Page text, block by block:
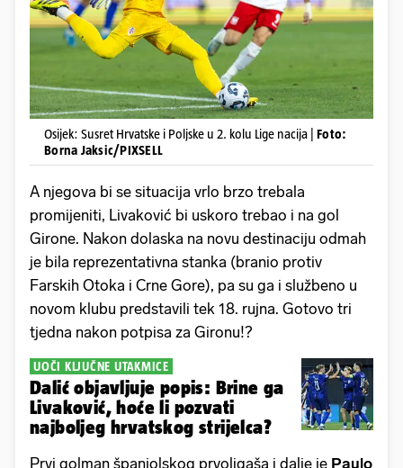
Osijek: Susret Hrvatske i Poljske u 2. kolu Lige nacija | Foto:
Borna Jaksic/PIXSELL
A njegova bi se situacija vrlo brzo trebala
promijeniti, Livaković bi uskoro trebao i na gol
Girone. Nakon dolaska na novu destinaciju odmah
je bila reprezentativna stanka (branio protiv
Farskih Otoka i Crne Gore), pa su ga i službeno u
novom klubu predstavili tek 18. rujna. Gotovo tri
tjedna nakon potpisa za Gironu!?
UOČI KLJUČNE UTAKMICE
Dalić objavljuje popis: Brine ga
Livaković, hoće li pozvati
najboljeg hrvatskog strijelca?
Prvi golman španjolskog prvoligaša i dalje je Paulo